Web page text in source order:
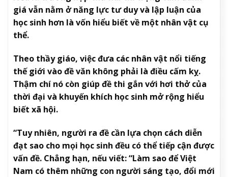
giá vẫn nằm ở năng lực tư duy và lập luận của
học sinh hơn là vốn hiểu biết về một nhân vật cụ
thể.
Theo thầy giáo, việc đưa các nhân vật nổi tiếng
thế giới vào đề văn không phải là điều cấm kỵ.
Thậm chí nó còn giúp đề thi gắn với hơi thở của
thời đại và khuyến khích học sinh mở rộng hiểu
biết xã hội.
“Tuy nhiên, người ra đề cần lựa chọn cách diễn
đạt sao cho mọi học sinh đều có thể tiếp cận được
vấn đề. Chẳng hạn, nếu viết: “Làm sao để Việt
Nam có thêm những con người sáng tạo, đổi mới